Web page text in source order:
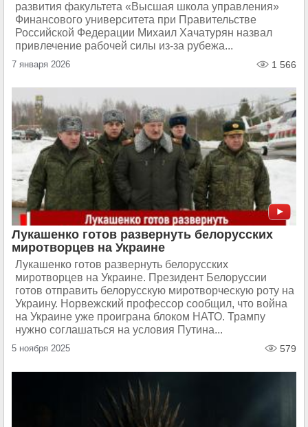
развития факультета «Высшая школа управления»
Финансового университета при Правительстве
Российской Федерации Михаил Хачатурян назвал
привлечение рабочей силы из-за рубежа...
7 января 2026 1 566
Лукашенко готов развернуть белорусских
миротворцев на Украине
Лукашенко готов развернуть белорусских
миротворцев на Украине. Президент Белоруссии
готов отправить белорусскую миротворческую роту на
Украину. Норвежский профессор сообщил, что война
на Украине уже проиграна блоком НАТО. Трампу
нужно соглашаться на условия Путина...
5 ноября 2025 579